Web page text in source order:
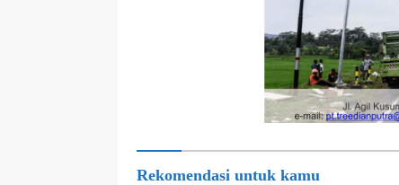
Rekomendasi untuk kamu